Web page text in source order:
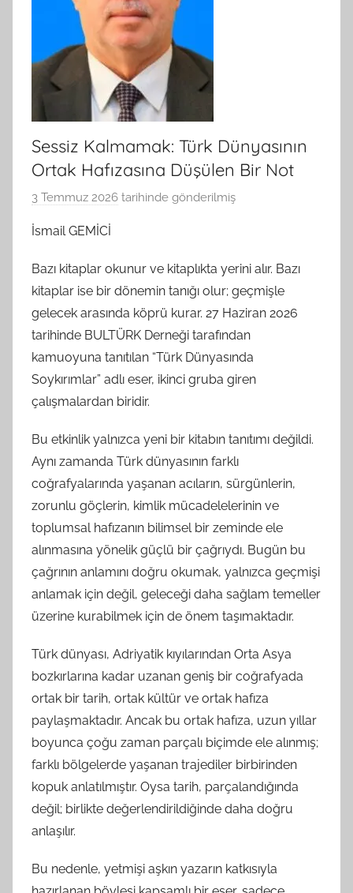
Sessiz Kalmamak: Türk Dünyasının
Ortak Hafızasına Düşülen Bir Not
3 Temmuz 2026 tarihinde gönderilmiş
t
a
r
a
f
d
a
n
İsmail GEMİCİ
Bazı kitaplar okunur ve kitaplıkta yerini alır. Bazı
kitaplar ise bir dönemin tanığı olur; geçmişle
gelecek arasında köprü kurar. 27 Haziran 2026
tarihinde BULTÜRK Derneği tarafından
kamuoyuna tanıtılan “Türk Dünyasında
Soykırımlar” adlı eser, ikinci gruba giren
çalışmalardan biridir.
Bu etkinlik yalnızca yeni bir kitabın tanıtımı değildi.
Aynı zamanda Türk dünyasının farklı
coğrafyalarında yaşanan acıların, sürgünlerin,
zorunlu göçlerin, kimlik mücadelelerinin ve
toplumsal hafızanın bilimsel bir zeminde ele
alınmasına yönelik güçlü bir çağrıydı. Bugün bu
çağrının anlamını doğru okumak, yalnızca geçmişi
anlamak için değil, geleceği daha sağlam temeller
üzerine kurabilmek için de önem taşımaktadır.
Türk dünyası, Adriyatik kıyılarından Orta Asya
bozkırlarına kadar uzanan geniş bir coğrafyada
ortak bir tarih, ortak kültür ve ortak hafıza
paylaşmaktadır. Ancak bu ortak hafıza, uzun yıllar
boyunca çoğu zaman parçalı biçimde ele alınmış;
farklı bölgelerde yaşanan trajediler birbirinden
kopuk anlatılmıştır. Oysa tarih, parçalandığında
değil; birlikte değerlendirildiğinde daha doğru
anlaşılır.
Bu nedenle, yetmişi aşkın yazarın katkısıyla